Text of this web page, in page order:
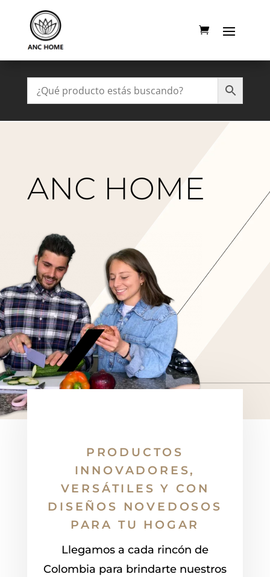
ANC HOME
PRODUCTOS
INNOVADORES,
VERSÁTILES Y CON
DISEÑOS NOVEDOSOS
PARA TU HOGAR
Llegamos a cada rincón de
Colombia para brindarte nuestros